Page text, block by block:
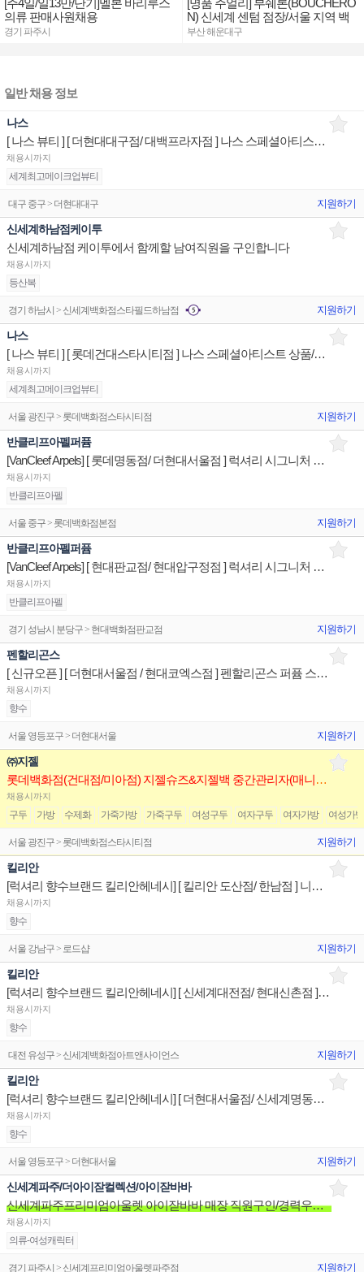
[주4일/일13만/단기]멜본 바리루스
의류 판매사원채용
경기 파주시
[명품 주얼리] 부쉐론(BOUCHERO
N) 신세계 센텀 점장/서울 지역 백
화점 판매사원 채용
부산 해운대구
일반 채용 정보
나스
[ 나스 뷰티 ] [ 더현대대구점/ 대백프라자점 ] 나스 스페셜아티스트 상품/진열/지원 매장판매사원
채용시까지
세계최고메이크업뷰티
대구 중구 > 더현대대구 지원하기
신세계하남점케이투
신세계하남점 케이투에서 함께할 남여직원을 구인합니다
채용시까지
등산복
경기 하남시 > 신세계백화점스타필드하남점 지원하기
나스
[ 나스 뷰티 ] [ 롯데건대스타시티점 ] 나스 스페셜아티스트 상품/진열/지원 매장판매사원
채용시까지
세계최고메이크업뷰티
서울 광진구 > 롯데백화점스타시티점 지원하기
반클리프아펠퍼퓸
[VanCleef Arpels] [ 롯데명동점/ 더현대서울점 ] 럭셔리 시그니처 향수 스페셜리스트 판매직원
채용시까지
반클리프아펠
서울 중구 > 롯데백화점본점 지원하기
반클리프아펠퍼퓸
[VanCleef Arpels] [ 현대판교점/ 현대압구정점 ] 럭셔리 시그니처 향수 스페셜리스트 판매직원
채용시까지
반클리프아펠
경기 성남시 분당구 > 현대백화점판교점 지원하기
펜할리곤스
[ 신규오픈 ] [ 더현대서울점 / 현대코엑스점 ] 펜할리곤스 퍼퓸 스페셜리스트 판매전문직원
채용시까지
향수
서울 영등포구 > 더현대서울 지원하기
㈜지젤
롯데백화점(건대점/미아점) 지젤슈즈&지젤백 중간관리자(매니저) 구인합니다
채용시까지
구두 가방 수제화 가죽가방 가죽구두 여성구두 여자구두 여자가방 여성가방
서울 광진구 > 롯데백화점스타시티점 지원하기
킬리안
[럭셔리 향수브랜드 킬리안헤네시] [ 킬리안 도산점/ 한남점 ] 니치향수 스페셜리스트 판매전문직원
채용시까지
향수
서울 강남구 > 로드샵 지원하기
킬리안
[럭셔리 향수브랜드 킬리안헤네시] [ 신세계대전점/ 현대신촌점 ] 니치향수 스페셜리스트 판매전문직원
채용시까지
향수
대전 유성구 > 신세계백화점아트앤사이언스 지원하기
킬리안
[럭셔리 향수브랜드 킬리안헤네시] [ 더현대서울점/ 신세계명동점 ] 니치향수 스페셜리스트 판매전문직원
채용시까지
향수
서울 영등포구 > 더현대서울 지원하기
신세계파주/더아이잗컬렉션/아이잗바바
신세계파주프리미엄아울렛 아이잗바바 매장 직원구인/경력우대/분위기좋은매장/장기근무환영
채용시까지
의류-여성캐릭터
경기 파주시 > 신세계프리미엄아울렛파주점 지원하기